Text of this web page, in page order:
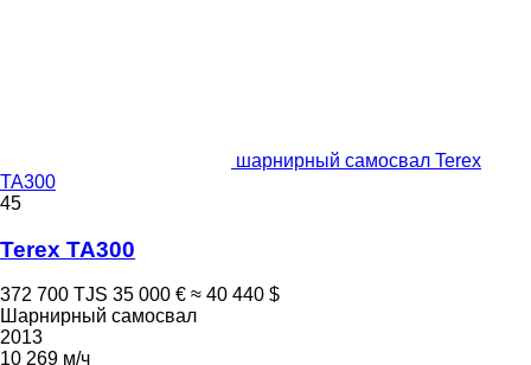
шарнирный самосвал Terex
TA300
45
Terex TA300
372 700 TJS 35 000 € ≈ 40 440 $
Шарнирный самосвал
2013
10 269 м/ч